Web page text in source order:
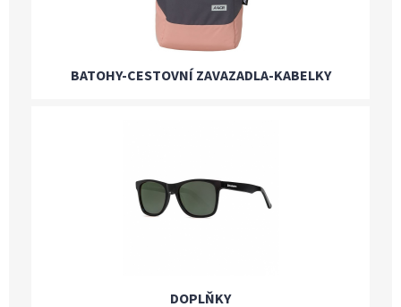
BATOHY-CESTOVNÍ ZAVAZADLA-KABELKY
DOPLŇKY